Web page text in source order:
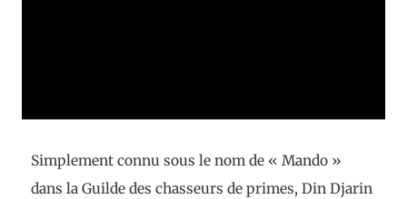
Simplement connu sous le nom de « Mando »
dans la Guilde des chasseurs de primes, Din Djarin